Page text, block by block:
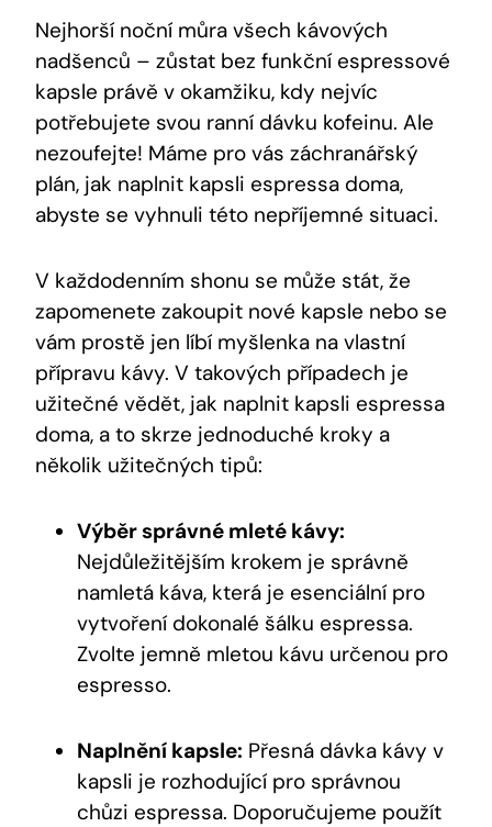
Nejhorší noční můra všech kávových
nadšenců – zůstat bez funkční espressové
kapsle právě v okamžiku, kdy nejvíc
potřebujete svou ranní dávku kofeinu. Ale
nezoufejte! Máme pro vás záchranářský
plán, jak naplnit kapsli espressa doma,
abyste se vyhnuli této nepříjemné situaci.
V každodenním shonu se může stát, že
zapomenete zakoupit nové kapsle nebo se
vám prostě jen líbí myšlenka na vlastní
přípravu kávy. V takových případech je
užitečné vědět, jak naplnit kapsli espressa
doma, a to skrze jednoduché kroky a
několik užitečných tipů:
Výběr správné mleté kávy:
Nejdůležitějším krokem je správně
namletá káva, která je esenciální pro
vytvoření dokonalé šálku espressa.
Zvolte jemně mletou kávu určenou pro
espresso.
Naplnění kapsle: Přesná dávka kávy v
kapsli je rozhodující pro správnou
chůzi espressa. Doporučujeme použít